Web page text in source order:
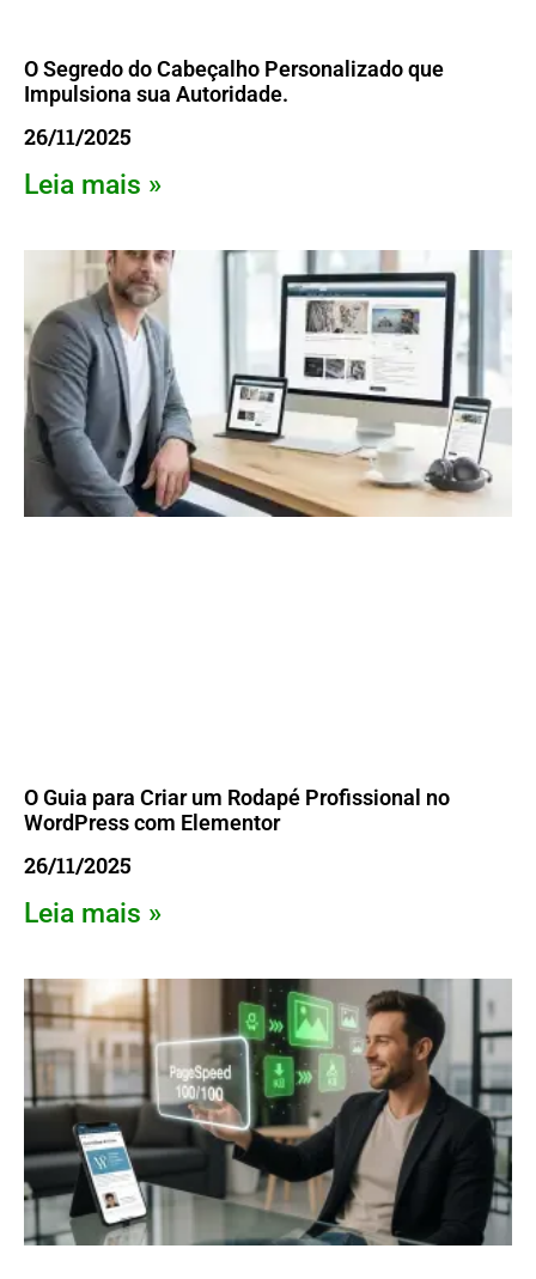
O Segredo do Cabeçalho Personalizado que
Impulsiona sua Autoridade.
26/11/2025
Leia mais »
O Guia para Criar um Rodapé Profissional no
WordPress com Elementor
26/11/2025
Leia mais »